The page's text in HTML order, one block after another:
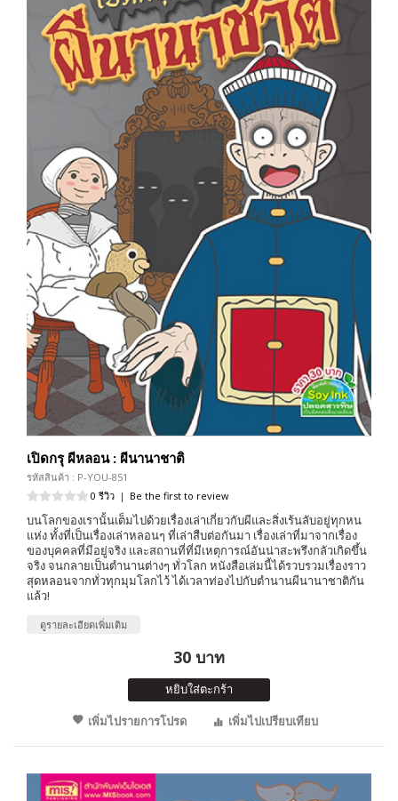
เปิดกรุ ผีหลอน : ผีนานาชาติ
รหัสสินค้า : P-YOU-851
0 รีวิว | Be the first to review
บนโลกของเรานั้นเต็มไปด้วยเรื่องเล่าเกี่ยวกับผีและสิ่งเร้นลับอยู่ทุกหน
แห่ง ทั้งที่เป็นเรื่องเล่าหลอนๆ ที่เล่าสืบต่อกันมา เรื่องเล่าที่มาจากเรื่อง
ของบุคคลที่มีอยู่จริง และสถานที่ที่มีเหตุการณ์อันน่าสะพรึงกลัวเกิดขึ้น
จริง จนกลายเป็นตำนานต่างๆ ทั่วโลก หนังสือเล่มนี้ได้รวบรวมเรื่องราว
สุดหลอนจากทั่วทุกมุมโลกไว้ ได้เวลาท่องไปกับตำนานผีนานาชาติกัน
แล้ว!
ดูรายละเอียดเพิ่มเติม
30 บาท
หยิบใส่ตะกร้า
เพิ่มไปรายการโปรด
เพิ่มไปเปรียบเทียบ